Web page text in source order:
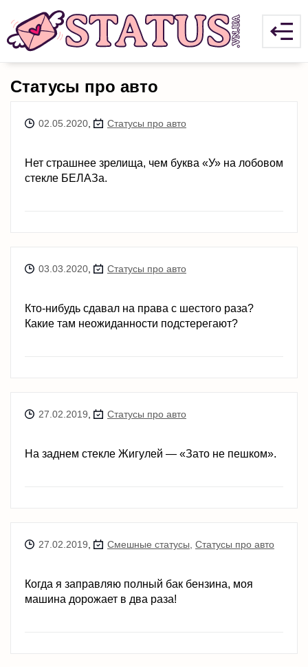
Статусы про авто
02.05.2020 Статусы про авто
Нет страшнее зрелища, чем буква «У» на лобовом
стекле БЕЛАЗа.
03.03.2020 Статусы про авто
Кто-нибудь сдавал на права с шестого раза?
Какие там неожиданности подстерегают?
27.02.2019 Статусы про авто
На заднем стекле Жигулей — «Зато не пешком».
27.02.2019 Смешные статусы Статусы про авто
Когда я заправляю полный бак бензина, моя
машина дорожает в два раза!